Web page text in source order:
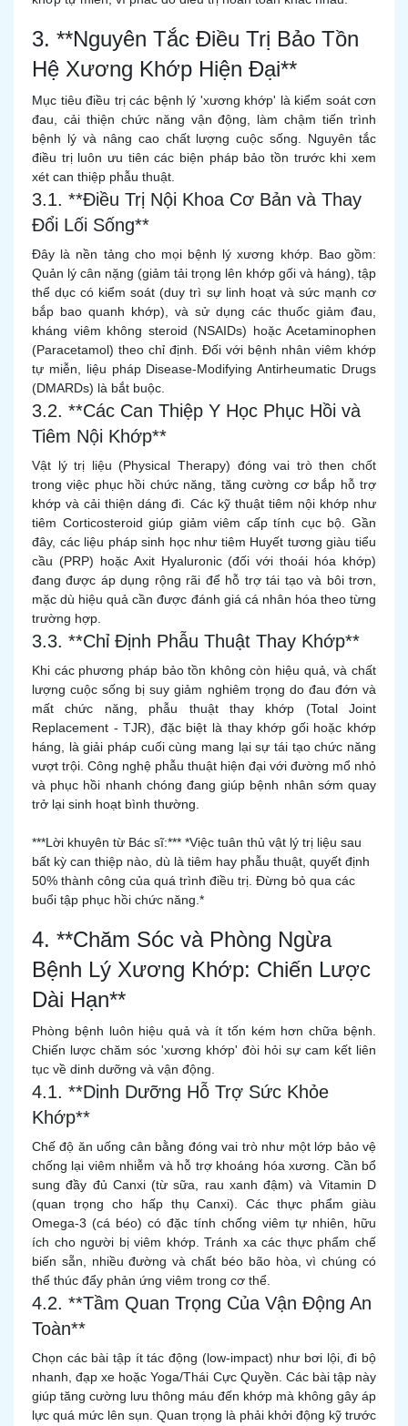
3. **Nguyên Tắc Điều Trị Bảo Tồn
Hệ Xương Khớp Hiện Đại**
Mục tiêu điều trị các bệnh lý 'xương khớp' là kiểm soát cơn
đau, cải thiện chức năng vận động, làm chậm tiến trình
bệnh lý và nâng cao chất lượng cuộc sống. Nguyên tắc
điều trị luôn ưu tiên các biện pháp bảo tồn trước khi xem
xét can thiệp phẫu thuật.
3.1. **Điều Trị Nội Khoa Cơ Bản và Thay
Đổi Lối Sống**
Đây là nền tảng cho mọi bệnh lý xương khớp. Bao gồm:
Quản lý cân nặng (giảm tải trọng lên khớp gối và háng), tập
thể dục có kiểm soát (duy trì sự linh hoạt và sức mạnh cơ
bắp bao quanh khớp), và sử dụng các thuốc giảm đau,
kháng viêm không steroid (NSAIDs) hoặc Acetaminophen
(Paracetamol) theo chỉ định. Đối với bệnh nhân viêm khớp
tự miễn, liệu pháp Disease-Modifying Antirheumatic Drugs
(DMARDs) là bắt buộc.
3.2. **Các Can Thiệp Y Học Phục Hồi và
Tiêm Nội Khớp**
Vật lý trị liệu (Physical Therapy) đóng vai trò then chốt
trong việc phục hồi chức năng, tăng cường cơ bắp hỗ trợ
khớp và cải thiện dáng đi. Các kỹ thuật tiêm nội khớp như
tiêm Corticosteroid giúp giảm viêm cấp tính cục bộ. Gần
đây, các liệu pháp sinh học như tiêm Huyết tương giàu tiểu
cầu (PRP) hoặc Axit Hyaluronic (đối với thoái hóa khớp)
đang được áp dụng rộng rãi để hỗ trợ tái tạo và bôi trơn,
mặc dù hiệu quả cần được đánh giá cá nhân hóa theo từng
trường hợp.
3.3. **Chỉ Định Phẫu Thuật Thay Khớp**
Khi các phương pháp bảo tồn không còn hiệu quả, và chất
lượng cuộc sống bị suy giảm nghiêm trọng do đau đớn và
mất chức năng, phẫu thuật thay khớp (Total Joint
Replacement - TJR), đặc biệt là thay khớp gối hoặc khớp
háng, là giải pháp cuối cùng mang lại sự tái tạo chức năng
vượt trội. Công nghệ phẫu thuật hiện đại với đường mổ nhỏ
và phục hồi nhanh chóng đang giúp bệnh nhân sớm quay
trở lại sinh hoạt bình thường.
***Lời khuyên từ Bác sĩ:*** *Việc tuân thủ vật lý trị liệu sau
bất kỳ can thiệp nào, dù là tiêm hay phẫu thuật, quyết định
50% thành công của quá trình điều trị. Đừng bỏ qua các
buổi tập phục hồi chức năng.*
4. **Chăm Sóc và Phòng Ngừa
Bệnh Lý Xương Khớp: Chiến Lược
Dài Hạn**
Phòng bệnh luôn hiệu quả và ít tốn kém hơn chữa bệnh.
Chiến lược chăm sóc 'xương khớp' đòi hỏi sự cam kết liên
tục về dinh dưỡng và vận động.
4.1. **Dinh Dưỡng Hỗ Trợ Sức Khỏe
Khớp**
Chế độ ăn uống cân bằng đóng vai trò như một lớp bảo vệ
chống lại viêm nhiễm và hỗ trợ khoáng hóa xương. Cần bổ
sung đầy đủ Canxi (từ sữa, rau xanh đậm) và Vitamin D
(quan trọng cho hấp thụ Canxi). Các thực phẩm giàu
Omega-3 (cá béo) có đặc tính chống viêm tự nhiên, hữu
ích cho người bị viêm khớp. Tránh xa các thực phẩm chế
biến sẵn, nhiều đường và chất béo bão hòa, vì chúng có
thể thúc đẩy phản ứng viêm trong cơ thể.
4.2. **Tầm Quan Trọng Của Vận Động An
Toàn**
Chọn các bài tập ít tác động (low-impact) như bơi lội, đi bộ
nhanh, đạp xe hoặc Yoga/Thái Cực Quyền. Các bài tập này
giúp tăng cường lưu thông máu đến khớp mà không gây áp
lực quá mức lên sụn. Quan trọng là phải khởi động kỹ trước